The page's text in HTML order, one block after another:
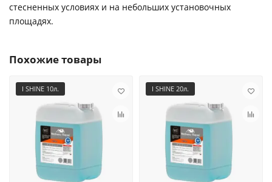
стесненных условиях и на небольших установочных
площадях.
Похожие товары
I SHINE 10л. I SHINE 20л.